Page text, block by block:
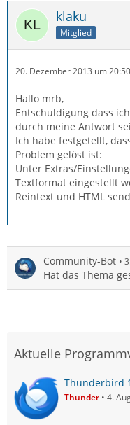
klaku
Mitglied
20. Dezember 2013 um 20:50
Hallo mrb,
Entschuldigung dass
durch meine Antwort
Ich habe festgetellt,
Problem gelöst ist:
Unter Extras/
Textformat eingestellt
Reintext und HTML
Community-Bot
Hat das Thema
Aktuelle
Thunderbird
Thunder 4.